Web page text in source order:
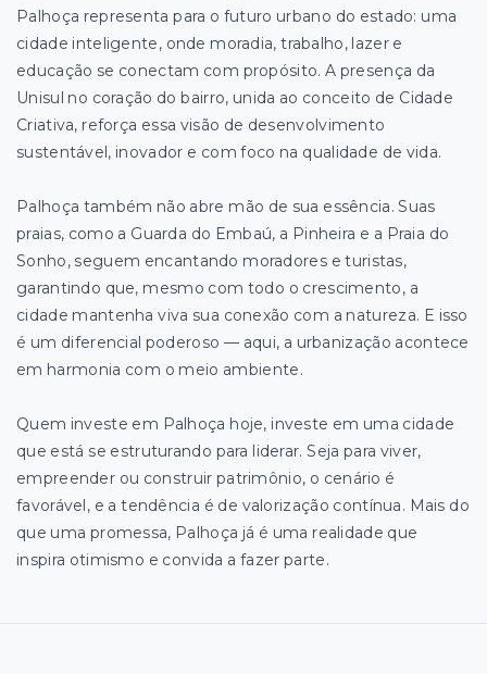
Palhoça representa para o futuro urbano do estado: uma
cidade inteligente, onde moradia, trabalho, lazer e
educação se conectam com propósito. A presença da
Unisul no coração do bairro, unida ao conceito de Cidade
Criativa, reforça essa visão de desenvolvimento
sustentável, inovador e com foco na qualidade de vida.
Palhoça também não abre mão de sua essência. Suas
praias, como a Guarda do Embaú, a Pinheira e a Praia do
Sonho, seguem encantando moradores e turistas,
garantindo que, mesmo com todo o crescimento, a
cidade mantenha viva sua conexão com a natureza. E isso
é um diferencial poderoso — aqui, a urbanização acontece
em harmonia com o meio ambiente.
Quem investe em Palhoça hoje, investe em uma cidade
que está se estruturando para liderar. Seja para viver,
empreender ou construir patrimônio, o cenário é
favorável, e a tendência é de valorização contínua. Mais do
que uma promessa, Palhoça já é uma realidade que
inspira otimismo e convida a fazer parte.